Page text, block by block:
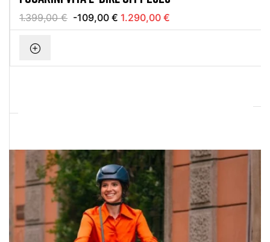
1.399,00 € -109,00 € 1.290,00 €